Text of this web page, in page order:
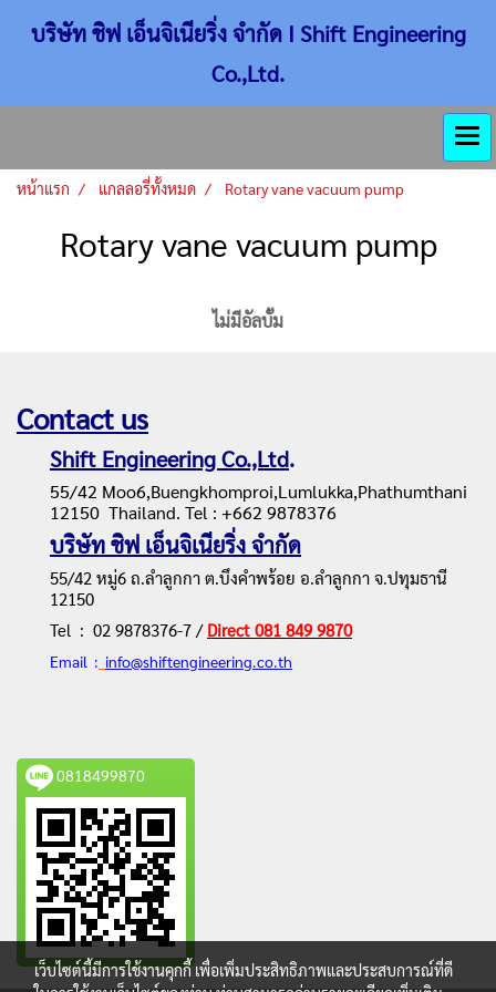
บริษัท ชิฟ เอ็นจิเนียริ่ง จำกัด I Shift Engineering
Co.,Ltd.
หน้าแรก แกลลอรี่ทั้งหมด Rotary vane vacuum pump
Rotary vane vacuum pump
ไม่มีอัลบั้ม
Contact us
Shift Engineering Co.,Ltd.
55/42 Moo6,Buengkhomproi,Lumlukka,Phathumthani
12150 Thailand. Tel : +662 9878376
บริษัท ชิฟ เอ็นจิเนียริ่ง จำกัด
55/42 หมู่6 ถ.ลำลูกกา ต.บึงคำพร้อย อ.ลำลูกกา จ.ปทุมธานี
12150
Tel : 02 9878376-7 / Direct 081 849 9870
Email : info@shiftengineering.co.th
0818499870
เว็บไซต์นี้มีการใช้งานคุกกี้ เพื่อเพิ่มประสิทธิภาพและประสบการณ์ที่ดี